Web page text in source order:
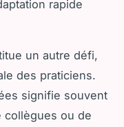
rapide
un autre défi,
des praticiens.
signifie souvent
collègues ou de